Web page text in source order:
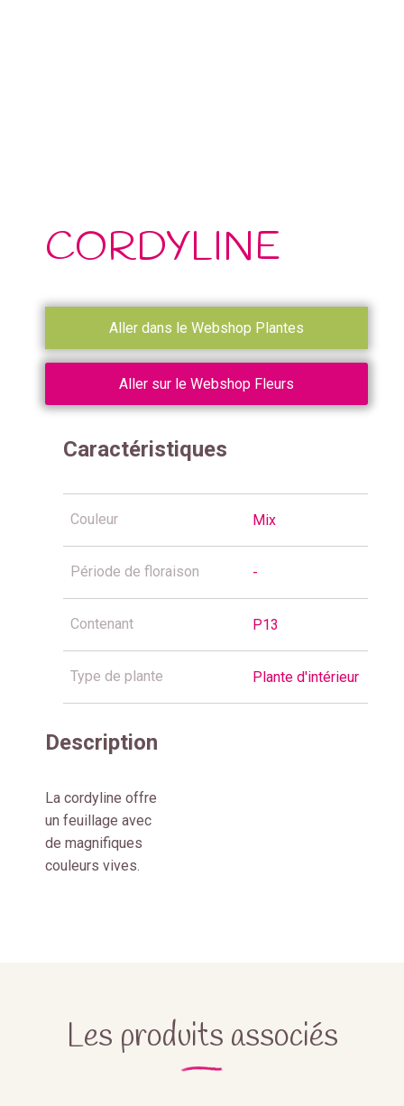
CORDYLINE
Aller dans le Webshop Plantes
Aller sur le Webshop Fleurs
Caractéristiques
Couleur Mix
Période de floraison -
Contenant P13
Type de plante Plante d'intérieur
Description
La cordyline offre
un feuillage avec
de magnifiques
couleurs vives.
Les produits associés